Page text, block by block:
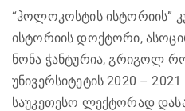
“ჰოლოკოსტის ისტორიის”
ისტორიის დოქტორი,
ნონა ჭანტურია, გრიგოლ
უნივერსიტეტის 2020 –
საუკეთესო ლექტორად